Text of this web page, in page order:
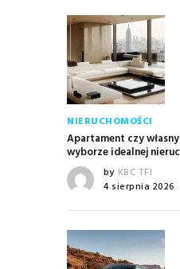
NIERUCHOMOŚCI
Apartament czy
wyborze idealnej
by KBC TFI
4 sierpnia 2026